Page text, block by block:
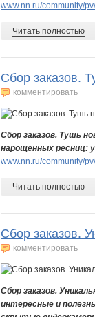
www.nn.ru/community/
Читать полностью
Сбор заказов.
комментировать
Сбор заказов. Тушь
нарощенных ресниц:
www.nn.ru/community/
Читать полностью
Сбор заказов.
комментировать
Сбор заказов.
интересные и